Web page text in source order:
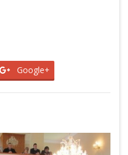
Google+